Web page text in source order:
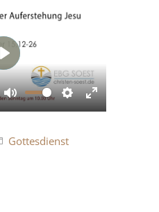
Mute Settings
Enter
Play
Gottesdienst